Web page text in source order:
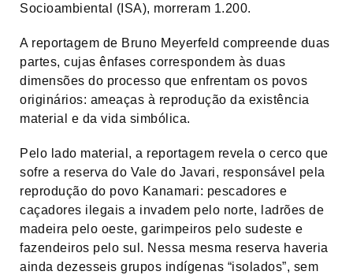
Socioambiental (ISA), morreram 1.200.
A reportagem de Bruno Meyerfeld compreende duas
partes, cujas ênfases correspondem às duas
dimensões do processo que enfrentam os povos
originários: ameaças à reprodução da existência
material e da vida simbólica.
Pelo lado material, a reportagem revela o cerco que
sofre a reserva do Vale do Javari, responsável pela
reprodução do povo Kanamari: pescadores e
caçadores ilegais a invadem pelo norte, ladrões de
madeira pelo oeste, garimpeiros pelo sudeste e
fazendeiros pelo sul. Nessa mesma reserva haveria
ainda dezesseis grupos indígenas “isolados”, sem